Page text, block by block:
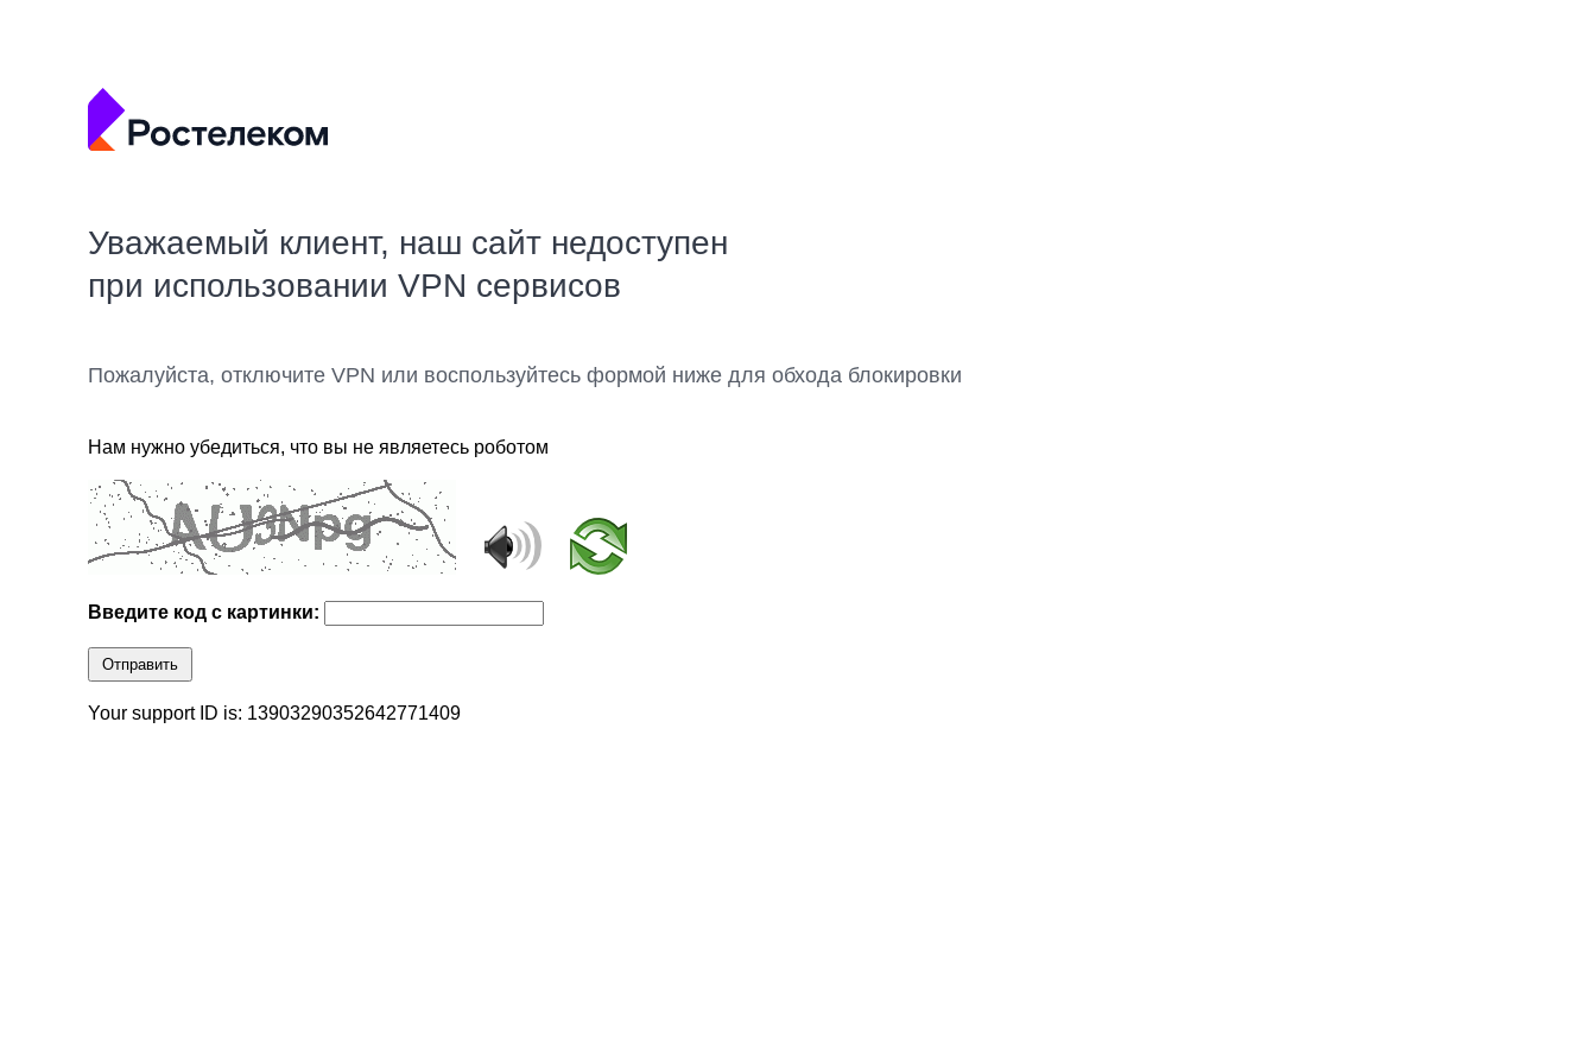
Уважаемый клиент, наш сайт недоступен
при использовании VPN сервисов
Пожалуйста, отключите VPN или воспользуйтесь формой ниже для обхода блокировки
Нам нужно убедиться, что вы не являетесь роботом
Введите код с картинки:
Отправить
Your support ID is: 13903290352642771409